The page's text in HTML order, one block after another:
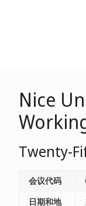
Nice
Twenty-
会议代码
日期和地